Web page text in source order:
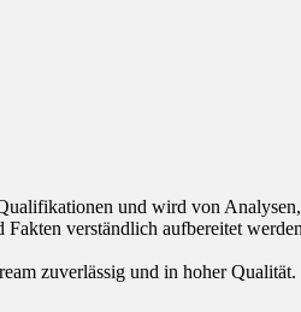
und wird von
verständlich aufbereitet
zuverlässig und in hoher